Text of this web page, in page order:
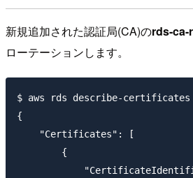
新規追加された認証局(CA)のrds-ca-
ローテーションします。
$ aws rds describe-certificates
{
    "Certificates": [
        {